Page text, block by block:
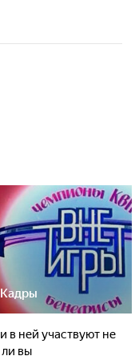
Кадры
в ней участвуют не
вы